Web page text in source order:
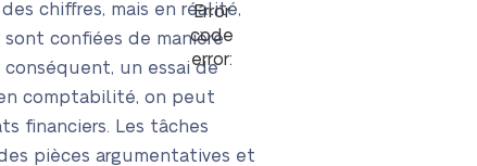
Error
code
error:
chiffres, mais en réalité,
confiées de manière
un essai de
comptabilité, on peut
financiers. Les tâches
pièces argumentatives et